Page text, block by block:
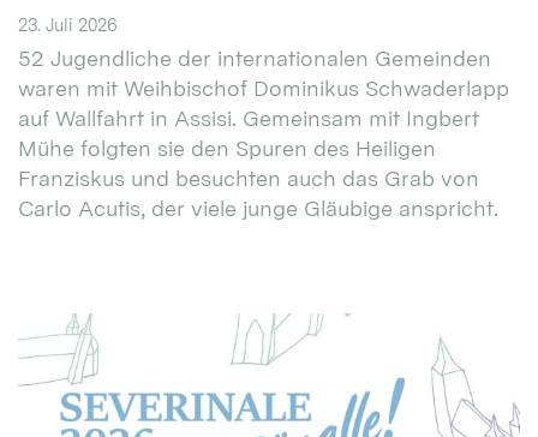
23. Juli 2026
52 Jugendliche der internationalen Gemeinden
waren mit Weihbischof Dominikus Schwaderlapp
auf Wallfahrt in Assisi. Gemeinsam mit Ingbert
Mühe folgten sie den Spuren des Heiligen
Franziskus und besuchten auch das Grab von
Carlo Acutis, der viele junge Gläubige anspricht.